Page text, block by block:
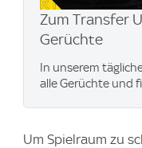
Zum Transfer
Gerüchte
In unserem
alle Gerüchte und
Um Spielraum zu